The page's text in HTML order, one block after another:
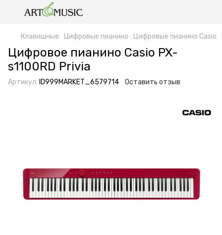
Клавишные Цифровые пианино Цифровые пианино Casio
Цифровое пианино Casio PX-
s1100RD Privia
Артикул: ID999MARKET_6579714 Оставить отзыв